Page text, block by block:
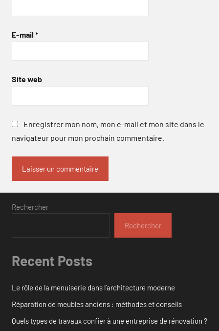
E-mail *
Site web
Enregistrer mon nom, mon e-mail et mon site dans le
navigateur pour mon prochain commentaire.
Rechercher
Rechercher
Recent Posts
Le rôle de la menuiserie dans l’architecture moderne
Réparation de meubles anciens : méthodes et conseils
Quels types de travaux confier à une entreprise de rénovation ?